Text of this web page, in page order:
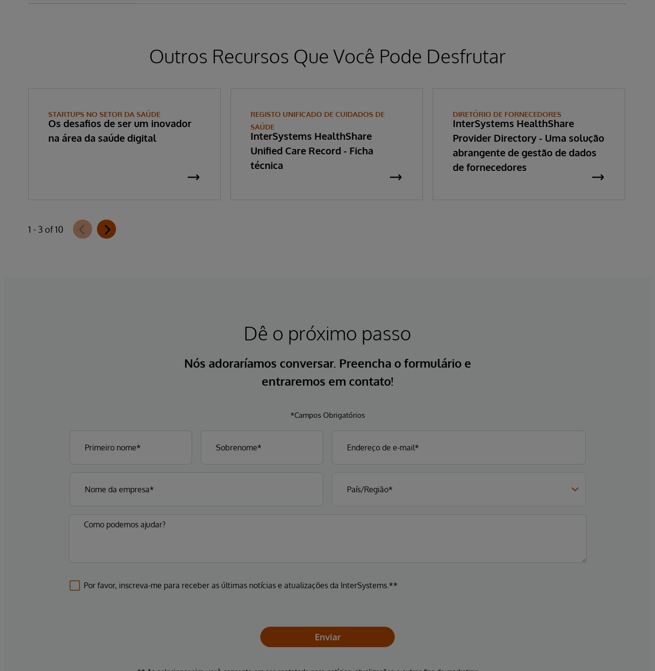
Outros Recursos Que Você Pode Desfrutar
STARTUPS NO SETOR DA SAÚDE
Os desafios de ser um inovador
na área da saúde digital
REGISTO UNIFICADO DE CUIDADOS DE
SAÚDE
InterSystems HealthShare
Unified Care Record - Ficha
técnica
DIRETÓRIO DE FORNECEDORES
InterSystems HealthShare
Provider Directory - Uma solução
abrangente de gestão de dados
de fornecedores
1 - 3 of 10
Dê o próximo passo
Nós adoraríamos conversar. Preencha o formulário e
entraremos em contato!
*Campos Obrigatórios
Por favor, inscreva-me para receber as últimas notícias e atualizações da InterSystems.**
Enviar